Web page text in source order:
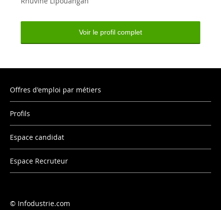
Voir le profil complet
Offres d'emploi par métiers
Profils
Espace candidat
Espace Recruteur
Infodustrie.com